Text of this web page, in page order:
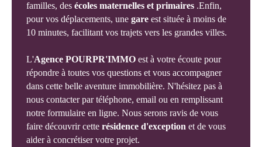
familles, des écoles maternelles et primaires .Enfin,
pour vos déplacements, une gare est située à moins de
10 minutes, facilitant vos trajets vers les grandes villes.
L'Agence POURPR'IMMO est à votre écoute pour
répondre à toutes vos questions et vous accompagner
dans cette belle aventure immobilière. N'hésitez pas à
nous contacter par téléphone, email ou en remplissant
notre formulaire en ligne. Nous serons ravis de vous
faire découvrir cette résidence d'exception et de vous
aider à concrétiser votre projet.